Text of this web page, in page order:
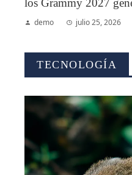
los Grammy 2027
demo julio 25, 2026
TECNOLOGÍA